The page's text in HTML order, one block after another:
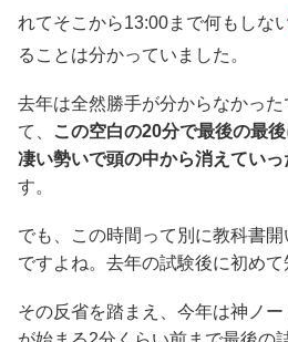
れてそこから13:00まで何もしな
ることは分かっていました。
去年は全然勝手が分からなかっ
て、
この空白の20分で最後の最
凄い勢いで頭の中から消えていっ
す。
でも、この時間って別に教科書
ですよね。去年の試験後に初めて
その反省を踏まえ、今年は神ノ